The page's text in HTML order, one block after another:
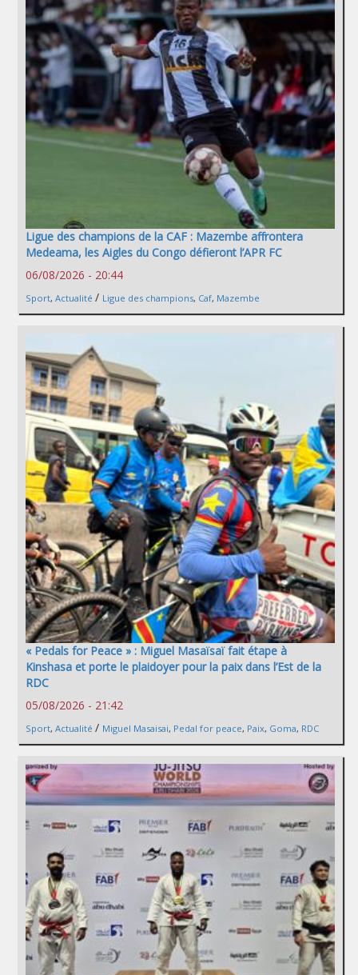
Ligue des champions de la CAF : Mazembe affrontera
Medeama, les Aigles du Congo défieront l’APR FC
06/08/2026 - 20:44
Sport, Actualité / Ligue des champions, Caf, Mazembe
« Pedals for Peace » : Miguel Masaïsaï fait étape à
Kinshasa et porte le plaidoyer pour la paix dans l’Est de la
RDC
05/08/2026 - 21:42
Sport, Actualité / Miguel Masaisai, Pedal for peace, Paix, Goma, RDC